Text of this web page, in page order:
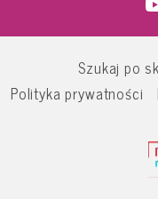
Szukaj po
Polityka prywatności